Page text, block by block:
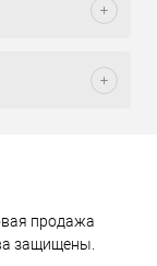
продажа
защищены.